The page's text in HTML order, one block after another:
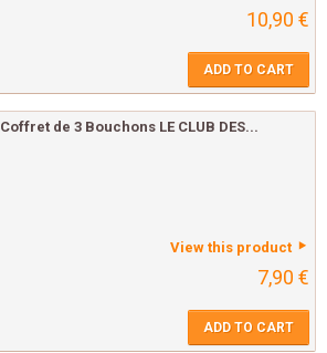
10,90 €
ADD TO CART
Coffret de 3 Bouchons LE CLUB DES...
View this product
7,90 €
ADD TO CART